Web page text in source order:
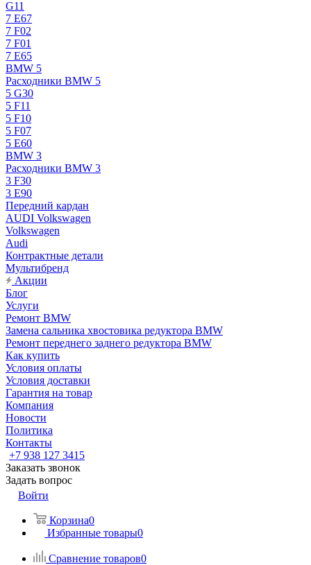
G11
7 Е67
7 F02
7 F01
7 E65
BMW 5
Расходники BMW 5
5 G30
5 F11
5 F10
5 F07
5 E60
BMW 3
Расходники BMW 3
3 F30
3 E90
Передний кардан
AUDI Volkswagen
Volkswagen
Audi
Контрактные детали
Мультибренд
Акции
Блог
Услуги
Ремонт BMW
Замена сальника хвостовика редуктора BMW
Ремонт переднего заднего редуктора BMW
Как купить
Условия оплаты
Условия доставки
Гарантия на товар
Компания
Новости
Политика
Контакты
+7 938 127 3415
Заказать звонок
Задать вопрос
Войти
Корзина0
Избранные товары0
Сравнение товаров0